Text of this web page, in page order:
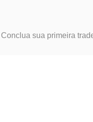
sua primeira